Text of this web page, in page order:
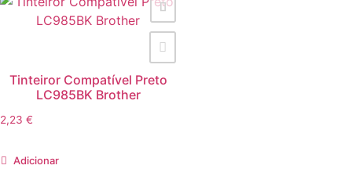
Tinteiror Compatível Preto
LC985BK Brother
2,23 €
Adicionar